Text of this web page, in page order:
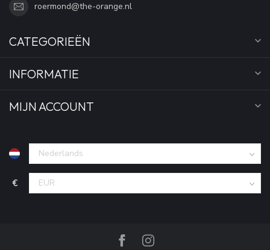
roermond@the-orange.nl
CATEGORIEËN
INFORMATIE
MIJN ACCOUNT
€